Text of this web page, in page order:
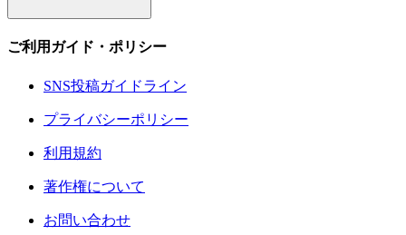
ご利用ガイド・ポリシー
SNS投稿ガイドライン
プライバシーポリシー
利用規約
著作権について
お問い合わせ